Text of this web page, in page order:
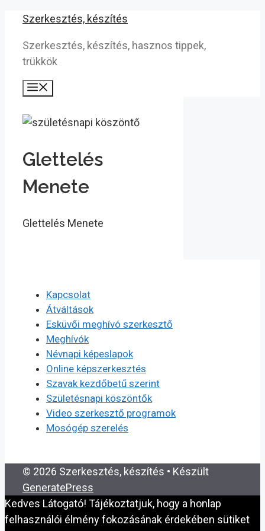
Kilépés
tartalomba
Szerkesztés, készítés
Szerkesztés, készítés, hasznos tippek,
trükkök
Glettelés
Menete
Glettelés Menete
Kapcsolat
Átváltások
Esküvői meghívó szerkesztő
Meghívók
Névnapi képeslapok
Online képszerkesztés
Szavak kezdőbetű szerint
Születésnapi köszöntők
Video szerkesztő programok
Mosógép szerelés
© 2026 Szerkesztés, készítés • Készült
GeneratePress
Kedves Látogató! Tájékoztatjuk, hogy a honlap
felhasználói élmény fokozásának érdekében sütiket